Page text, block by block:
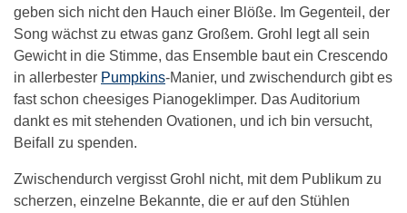
geben sich nicht den Hauch einer Blöße. Im Gegenteil, der
Song wächst zu etwas ganz Großem. Grohl legt all sein
Gewicht in die Stimme, das Ensemble baut ein Crescendo
in allerbester Pumpkins-Manier, und zwischendurch gibt es
fast schon cheesiges Pianogeklimper. Das Auditorium
dankt es mit stehenden Ovationen, und ich bin versucht,
Beifall zu spenden.
Zwischendurch vergisst Grohl nicht, mit dem Publikum zu
scherzen, einzelne Bekannte, die er auf den Stühlen